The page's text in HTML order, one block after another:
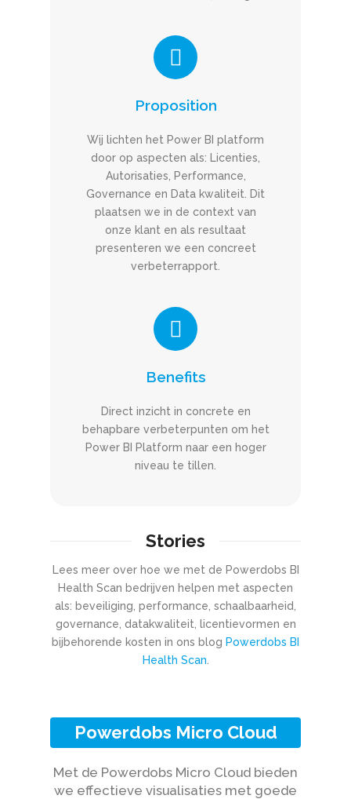
Proposition
Wij lichten het Power BI platform
door op aspecten als: Licenties,
Autorisaties, Performance,
Governance en Data kwaliteit. Dit
plaatsen we in de context van
onze klant en als resultaat
presenteren we een concreet
verbeterrapport.
Benefits
Direct inzicht in concrete en
behapbare verbeterpunten om het
Power BI Platform naar een hoger
niveau te tillen.
Stories
Lees meer over hoe we met de Powerdobs BI
Health Scan bedrijven helpen met aspecten
als: beveiliging, performance, schaalbaarheid,
governance, datakwaliteit, licentievormen en
bijbehorende kosten in ons blog Powerdobs BI
Health Scan
Powerdobs Micro Cloud
Met de Powerdobs Micro Cloud bieden
we effectieve visualisaties met goede